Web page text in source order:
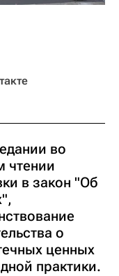
во
чтении
в закон "Об
о
ценных
практики.